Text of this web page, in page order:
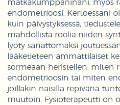
matkakumppaninani, myös
endometrioosi. Kertoessani
kuin päivystyksessä,
mahdollista roolia niiden
lyöty sanattomaksi
lääketieteen ammattilaiset
sormeaan heristellen, miten
endometrioosin tai miten
joillakin naisilla repivänä
muutoin. Fysioterapeutti on